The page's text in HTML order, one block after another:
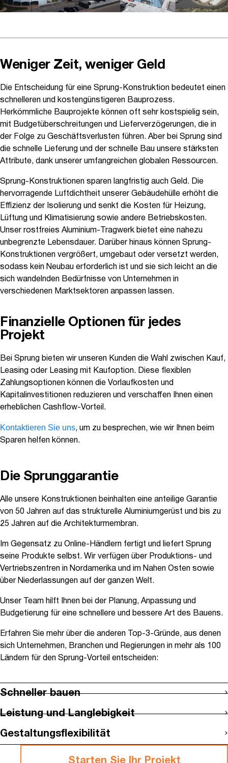
Weniger Zeit, weniger Geld
Die Entscheidung für eine Sprung-Konstruktion bedeutet einen
schnelleren und kostengünstigeren Bauprozess.
Herkömmliche Bauprojekte können oft sehr kostspielig sein,
mit Budgetüberschreitungen und Lieferverzögerungen, die in
der Folge zu Geschäftsverlusten führen. Aber bei Sprung sind
die schnelle Lieferung und der schnelle Bau unsere stärksten
Attribute, dank unserer umfangreichen globalen Ressourcen.
Sprung-Konstruktionen sparen langfristig auch Geld. Die
hervorragende Luftdichtheit unserer Gebäudehülle erhöht die
Effizienz der Isolierung und senkt die Kosten für Heizung,
Lüftung und Klimatisierung sowie andere Betriebskosten.
Unser rostfreies Aluminium-Tragwerk bietet eine nahezu
unbegrenzte Lebensdauer. Darüber hinaus können Sprung-
Konstruktionen vergrößert, umgebaut oder versetzt werden,
sodass kein Neubau erforderlich ist und sie sich leicht an die
sich wandelnden Bedürfnisse von Unternehmen in
verschiedenen Marktsektoren anpassen lassen.
Finanzielle Optionen für jedes
Projekt
Bei Sprung bieten wir unseren Kunden die Wahl zwischen Kauf,
Leasing oder Leasing mit Kaufoption. Diese flexiblen
Zahlungsoptionen können die Vorlaufkosten und
Kapitalinvestitionen reduzieren und verschaffen Ihnen einen
erheblichen Cashflow-Vorteil.
Kontaktieren Sie uns, um zu besprechen, wie wir Ihnen beim
Sparen helfen können.
Die Sprunggarantie
Alle unsere Konstruktionen beinhalten eine anteilige Garantie
von 50 Jahren auf das strukturelle Aluminiumgerüst und bis zu
25 Jahren auf die Architekturmembran.
Im Gegensatz zu Online-Händlern fertigt und liefert Sprung
seine Produkte selbst. Wir verfügen über Produktions- und
Vertriebszentren in Nordamerika und im Nahen Osten sowie
über Niederlassungen auf der ganzen Welt.
Unser Team hilft Ihnen bei der Planung, Anpassung und
Budgetierung für eine schnellere und bessere Art des Bauens.
Erfahren Sie mehr über die anderen Top-3-Gründe, aus denen
sich Unternehmen, Branchen und Regierungen in mehr als 100
Ländern für den Sprung-Vorteil entscheiden:
Schneller bauen
Leistung und Langlebigkeit
Gestaltungsflexibilität
Starten Sie Ihr Projekt